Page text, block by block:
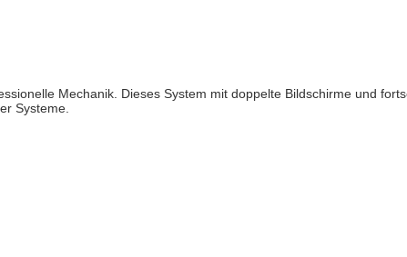
Mechanik. Dieses System mit doppelte Bildschirme und
Systeme.